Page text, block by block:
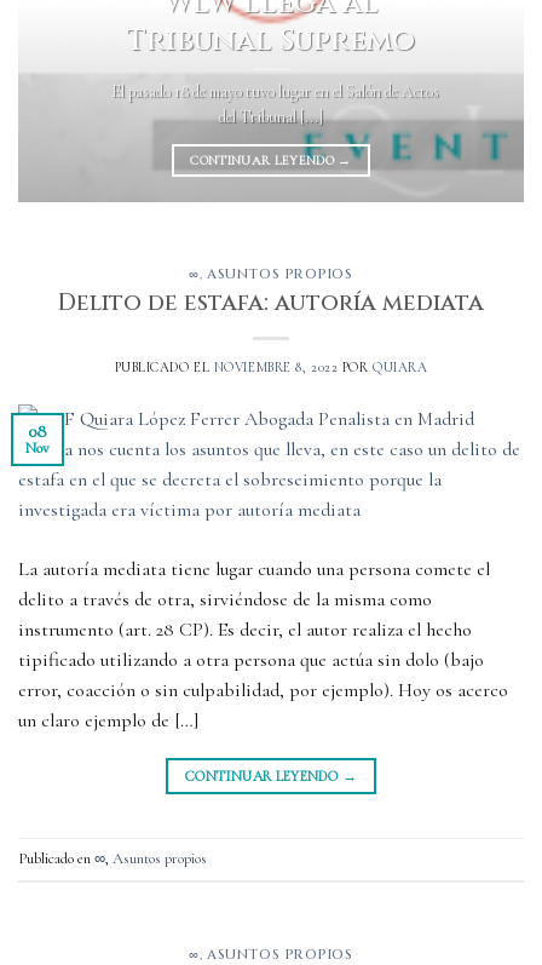
Tribunal Supremo
El pasado 18 de mayo tuvo lugar en el Salón de Actos
del Tribunal [...]
CONTINUAR LEYENDO →
∞,ASUNTOS PROPIOS
Delito de estafa: autoría mediata
PUBLICADO EL NOVIEMBRE 8, 2022 PORQUIARA
08
Nov
La autoría mediata tiene lugar cuando una persona comete el
delito a través de otra, sirviéndose de la misma como
instrumento (art. 28 CP). Es decir, el autor realiza el hecho
tipificado utilizando a otra persona que actúa sin dolo (bajo
error, coacción o sin culpabilidad, por ejemplo). Hoy os acerco
un claro ejemplo de […]
CONTINUAR LEYENDO →
Publicado en∞, Asuntos propios
∞,ASUNTOS PROPIOS